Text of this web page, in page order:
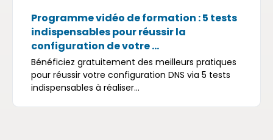
Programme vidéo de formation : 5 tests
indispensables pour réussir la
configuration de votre ...
Bénéficiez gratuitement des meilleurs pratiques
pour réussir votre configuration DNS via 5 tests
indispensables à réaliser...